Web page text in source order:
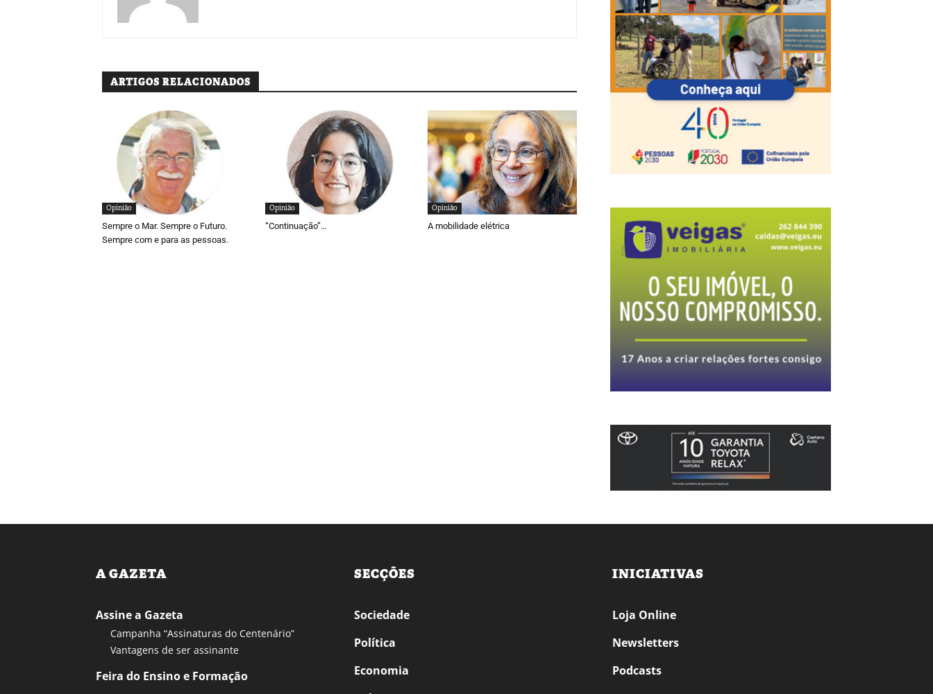
ARTIGOS RELACIONADOS
Opinião
Sempre o Mar. Sempre o Futuro.
Sempre com e para as pessoas.
Opinião
“Continuação”…
Opinião
A mobilidade elétrica
A GAZETA
Assine a Gazeta
Campanha “Assinaturas do Centenário”
Vantagens de ser assinante
Feira do Ensino e Formação
SECÇÕES
Sociedade
Política
Economia
INICIATIVAS
Loja Online
Newsletters
Podcasts